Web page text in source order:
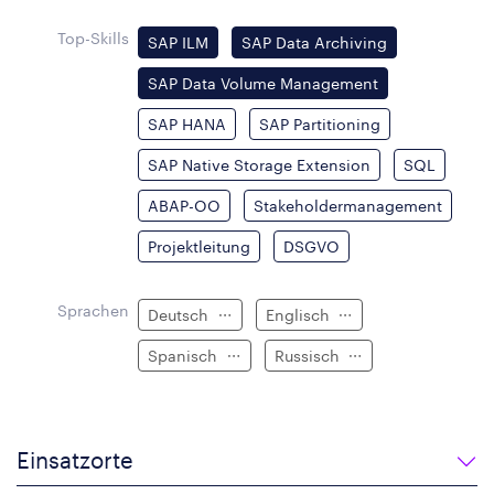
Top-Skills SAP ILM SAP Data Archiving
SAP Data Volume Management
SAP HANA SAP Partitioning
SAP Native Storage Extension SQL
ABAP-OO Stakeholdermanagement
Projektleitung DSGVO
Sprachen Deutsch Englisch
Spanisch Russisch
Einsatzorte